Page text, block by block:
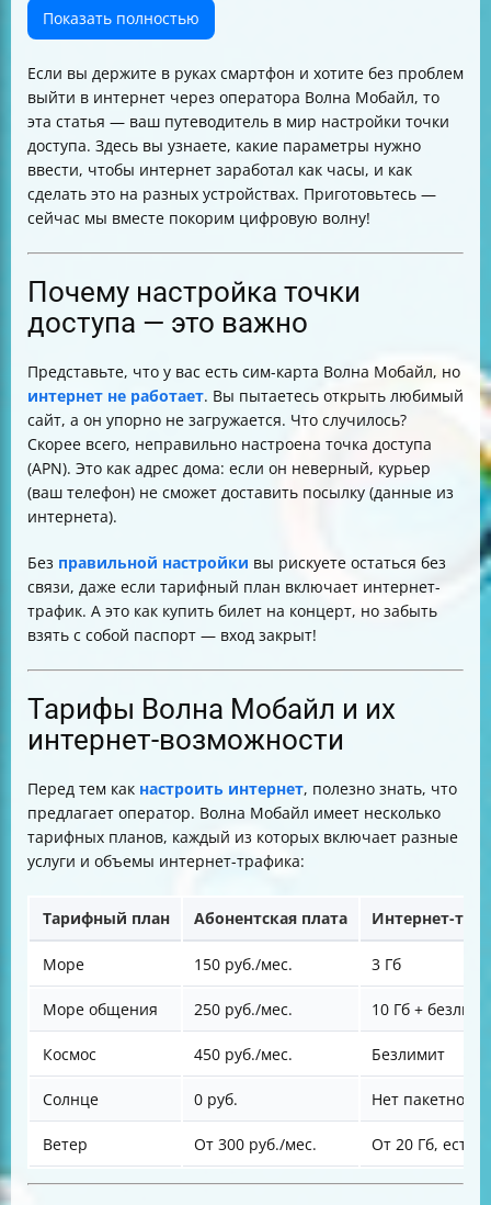
Настройка интернета на Windows Phone
Настройка интернета на других устройствах
Как раздать интернет с телефона Волна Мобайл
Способы оплаты услуг Волна Мобайл
Итог
Показать полностью
Если вы держите в руках смартфон и хотите без проблем
выйти в интернет через оператора Волна Мобайл, то
эта статья — ваш путеводитель в мир настройки точки
доступа. Здесь вы узнаете, какие параметры нужно
ввести, чтобы интернет заработал как часы, и как
сделать это на разных устройствах. Приготовьтесь —
сейчас мы вместе покорим цифровую волну!
Почему настройка точки
доступа — это важно
Представьте, что у вас есть сим-карта Волна Мобайл, но
интернет не работает. Вы пытаетесь открыть любимый
сайт, а он упорно не загружается. Что случилось?
Скорее всего, неправильно настроена точка доступа
(APN). Это как адрес дома: если он неверный, курьер
(ваш телефон) не сможет доставить посылку (данные из
интернета).
Без правильной настройки вы рискуете остаться без
связи, даже если тарифный план включает интернет-
трафик. А это как купить билет на концерт, но забыть
взять с собой паспорт — вход закрыт!
Тарифы Волна Мобайл и их
интернет-возможности
Перед тем как настроить интернет, полезно знать, что
предлагает оператор. Волна Мобайл имеет несколько
тарифных планов, каждый из которых включает разные
услуги и объемы интернет-трафика:
Тарифный план Абонентская плата Интернет-
Море 150 руб./мес. 3 Гб
Море общения 250 руб./мес. 10 Гб +
Космос 450 руб./мес. Безлимит
Солнце 0 руб. Нет пакетного
Ветер От 300 руб./мес. От 20 Гб, есть